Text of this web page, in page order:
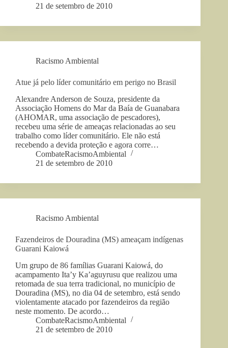
21 de setembro de 2010
Racismo Ambiental
Atue já pelo líder comunitário em perigo no Brasil
Alexandre Anderson de Souza, presidente da
Associação Homens do Mar da Baía de Guanabara
(AHOMAR, uma associação de pescadores),
recebeu uma série de ameaças relacionadas ao seu
trabalho como líder comunitário. Ele não está
recebendo a devida proteção e agora corre…
CombateRacismoAmbiental
21 de setembro de 2010
Racismo Ambiental
Fazendeiros de Douradina (MS) ameaçam indígenas
Guarani Kaiowá
Um grupo de 86 famílias Guarani Kaiowá, do
acampamento Ita’y Ka’aguyrusu que realizou uma
retomada de sua terra tradicional, no município de
Douradina (MS), no dia 04 de setembro, está sendo
violentamente atacado por fazendeiros da região
neste momento. De acordo…
CombateRacismoAmbiental
21 de setembro de 2010